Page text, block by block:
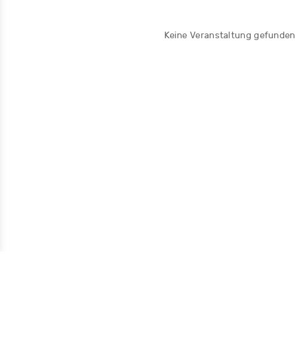
Keine Veranstaltung gefunden